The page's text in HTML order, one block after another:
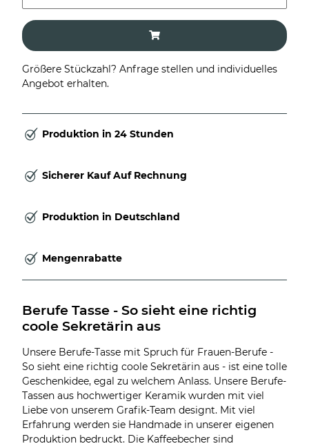
Größere Stückzahl? Anfrage stellen und individuelles
Angebot erhalten.
Produktion in 24 Stunden
Sicherer Kauf Auf Rechnung
Produktion in Deutschland
Mengenrabatte
Berufe Tasse - So sieht eine richtig
coole Sekretärin aus
Unsere Berufe-Tasse mit Spruch für Frauen-Berufe -
So sieht eine richtig coole Sekretärin aus - ist eine tolle
Geschenkidee, egal zu welchem Anlass. Unsere Berufe-
Tassen aus hochwertiger Keramik wurden mit viel
Liebe von unserem Grafik-Team designt. Mit viel
Erfahrung werden sie Handmade in unserer eigenen
Produktion bedruckt. Die Kaffeebecher sind